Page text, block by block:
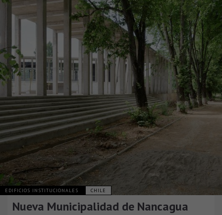
EDIFICIOS INSTITUCIONALES CHILE
Nueva Municipalidad de Nancagua